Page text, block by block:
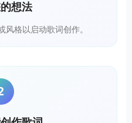
想法
格以启动歌词创作。